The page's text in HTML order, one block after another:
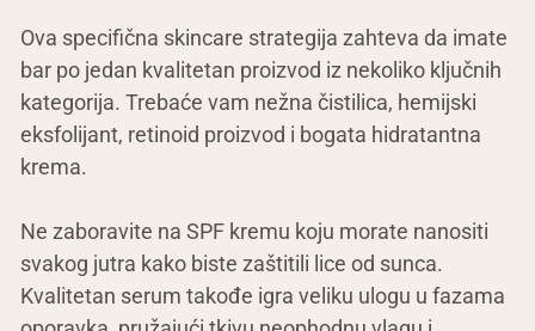
Ova specifična skincare strategija zahteva da imate
bar po jedan kvalitetan proizvod iz nekoliko ključnih
kategorija. Trebaće vam nežna čistilica, hemijski
eksfolijant, retinoid proizvod i bogata hidratantna
krema.
Ne zaboravite na SPF kremu koju morate nanositi
svakog jutra kako biste zaštitili lice od sunca.
Kvalitetan serum takođe igra veliku ulogu u fazama